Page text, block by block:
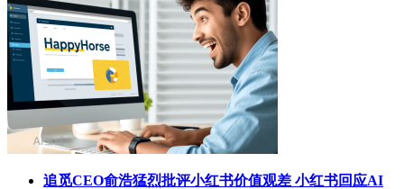
追觅CEO俞浩猛烈批评小红书价值观差 小红书回应AI